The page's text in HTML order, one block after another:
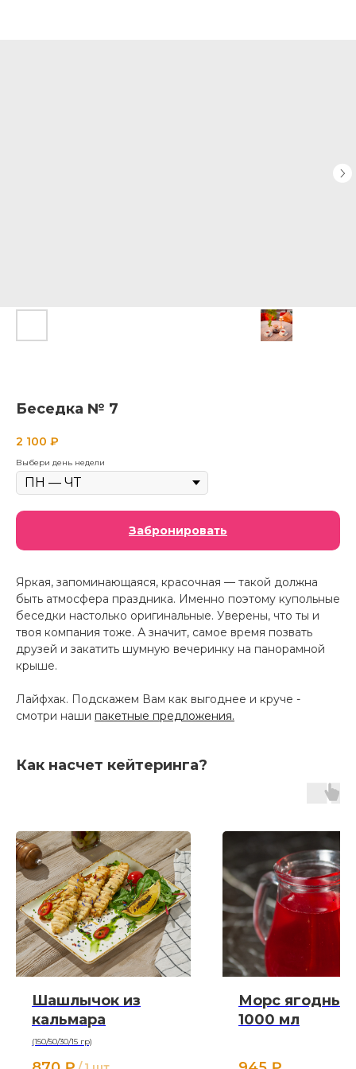
Беседка № 7
2 100 ₽
Выбери день недели
Забронировать
Яркая, запоминающаяся, красочная — такой должна
быть атмосфера праздника. Именно поэтому купольные
беседки настолько оригинальные. Уверены, что ты и
твоя компания тоже. А значит, самое время позвать
друзей и закатить шумную вечеринку на панорамной
крыше.
Лайфхак. Подскажем Вам как выгоднее и круче -
смотри наши пакетные предложения.
Как насчет кейтеринга?
Шашлычок из
кальмара
(150/50/30/15 гр)
Морс ягодный,
1000 мл